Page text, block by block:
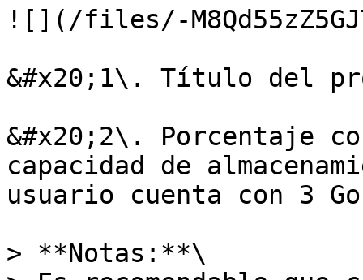
![](/files/-
&#x20;1\. Título del
&#x20;2\. Porcentaje
capacidad de
usuario cuenta con 3
> **Notas:**\